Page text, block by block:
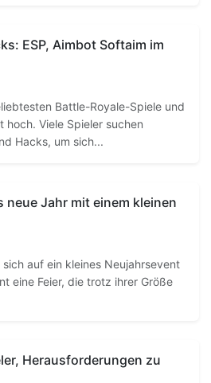
ESP, Aimbot Softaim im
Battle-Royale-Spiele und
Viele Spieler suchen
Hacks, um sich...
Jahr mit einem kleinen
auf ein kleines Neujahrsevent
eine Feier, die trotz ihrer Größe
Herausforderungen zu